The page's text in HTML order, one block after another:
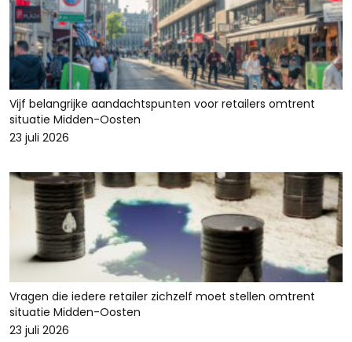
Vijf belangrijke aandachtspunten voor retailers omtrent
situatie Midden-Oosten
23 juli 2026
Vragen die iedere retailer zichzelf moet stellen omtrent
situatie Midden-Oosten
23 juli 2026